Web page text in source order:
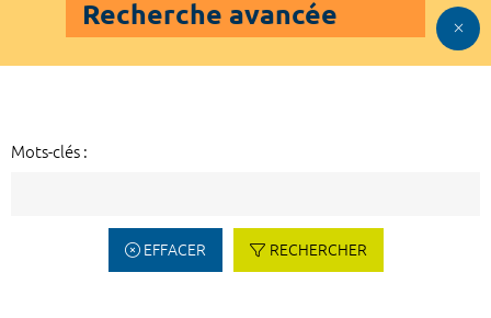
Recherche avancée
Mots-clés :
EFFACER RECHERCHER